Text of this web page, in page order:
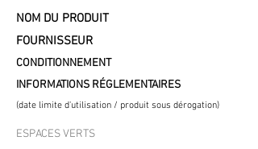
NOM DU PRODUIT
FOURNISSEUR
CONDITIONNEMENT
INFORMATIONS RÉGLEMENTAIRES
(date limite d'utilisation / produit sous dérogation)
ESPACES VERTS